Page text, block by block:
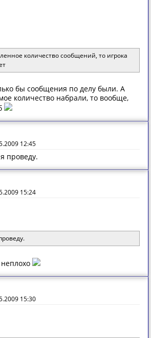
количество сообщений, то игрока
бы сообщения по делу были. А
количество набрали, то вообще,
12:45
проведу.
15:24
15:30